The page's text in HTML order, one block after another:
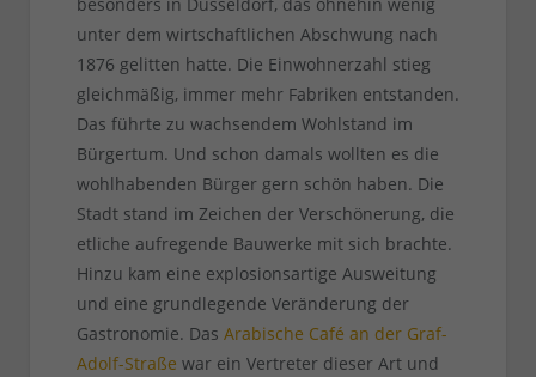
unter dem wirtschaftlichen Abschwung nach
1876 gelitten hatte. Die Einwohnerzahl stieg
gleichmäßig, immer mehr Fabriken entstanden.
Das führte zu wachsendem Wohlstand im
Bürgertum. Und schon damals wollten es die
wohlhabenden Bürger gern schön haben. Die
Stadt stand im Zeichen der Verschönerung, die
etliche aufregende Bauwerke mit sich brachte.
Hinzu kam eine explosionsartige Ausweitung
und eine grundlegende Veränderung der
Gastronomie. Das Arabische Café an der Graf-
Adolf-Straße war ein Vertreter dieser Art und